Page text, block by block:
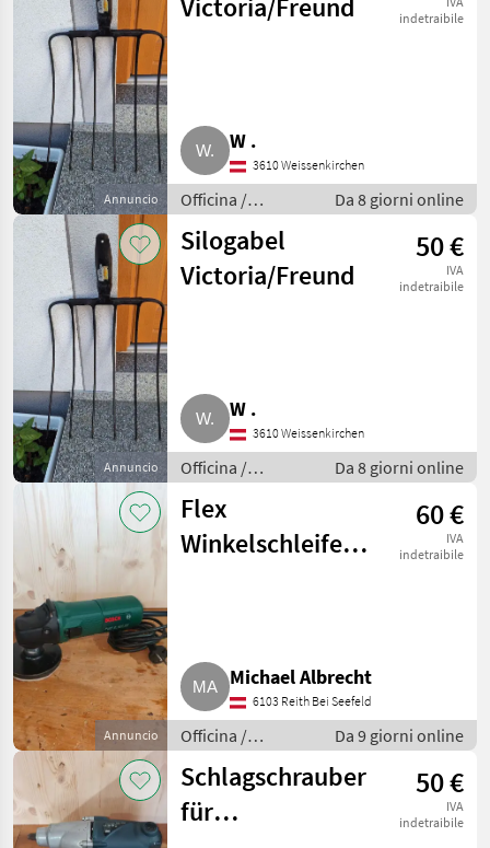
Annuncio
Victoria/Freund
indetraibile
W .
3610 Weissenkirchen
Officina /
Attrezzeria
Da 8 giorni online
Annuncio
Silogabel
Victoria/Freund
50 €
IVA
indetraibile
W .
3610 Weissenkirchen
Officina /
Attrezzeria
Da 8 giorni online
Annuncio
Flex
Winkelschleifer
60 €
IVA
indetraibile
Michael Albrecht
6103 Reith Bei Seefeld
Officina /
Attrezzeria
Da 9 giorni online
Schlagschrauber
für
50 €
IVA
indetraibile